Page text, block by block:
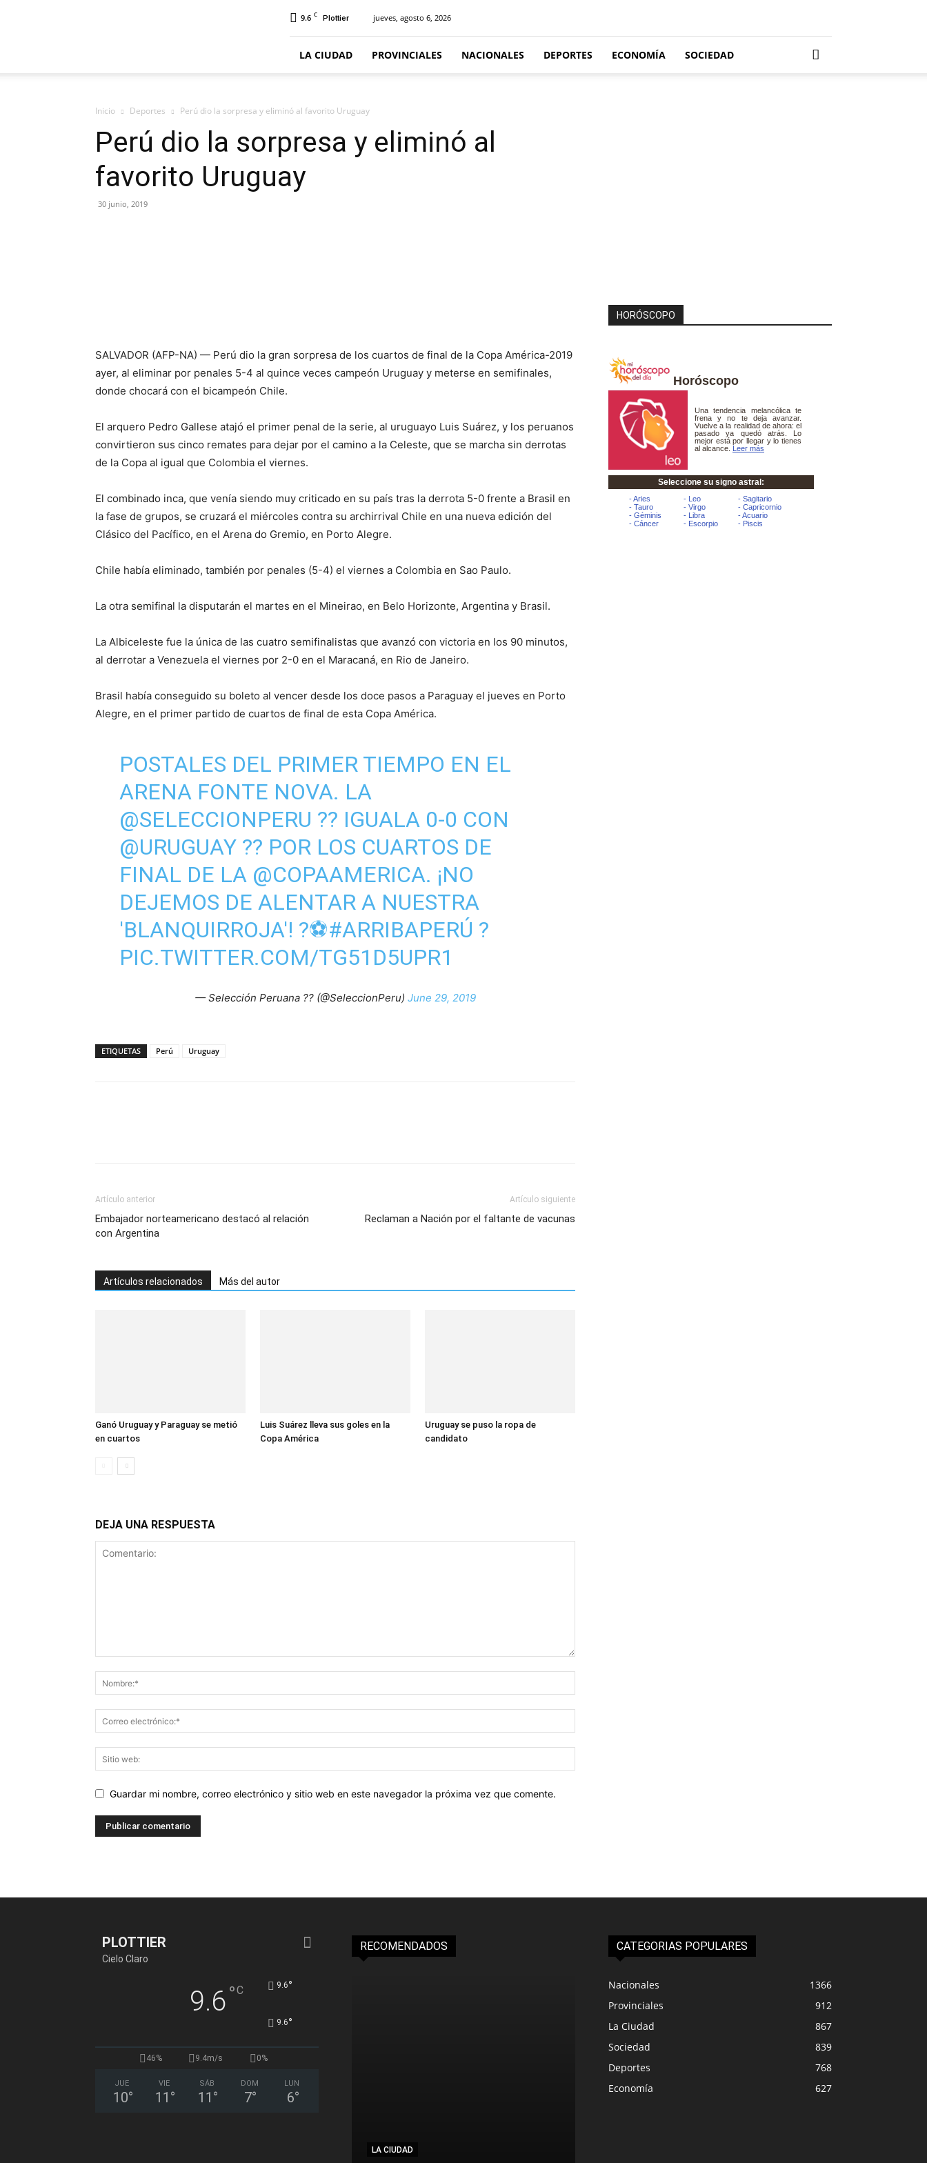
9.6 C Plottier jueves, agosto 6, 2026
LA CIUDAD PROVINCIALES NACIONALES DEPORTES ECONOMÍA SOCIEDAD
Inicio Deportes Perú dio la sorpresa y eliminó al favorito Uruguay
Perú dio la sorpresa y eliminó al
favorito Uruguay
30 junio, 2019
SALVADOR (AFP-NA) — Perú dio la gran sorpresa de los cuartos de final de la Copa América-2019
ayer, al eliminar por penales 5-4 al quince veces campeón Uruguay y meterse en semifinales,
donde chocará con el bicampeón Chile.
El arquero Pedro Gallese atajó el primer penal de la serie, al uruguayo Luis Suárez, y los peruanos
convirtieron sus cinco remates para dejar por el camino a la Celeste, que se marcha sin derrotas
de la Copa al igual que Colombia el viernes.
El combinado inca, que venía siendo muy criticado en su país tras la derrota 5-0 frente a Brasil en
la fase de grupos, se cruzará el miércoles contra su archirrival Chile en una nueva edición del
Clásico del Pacífico, en el Arena do Gremio, en Porto Alegre.
Chile había eliminado, también por penales (5-4) el viernes a Colombia en Sao Paulo.
La otra semifinal la disputarán el martes en el Mineirao, en Belo Horizonte, Argentina y Brasil.
La Albiceleste fue la única de las cuatro semifinalistas que avanzó con victoria en los 90 minutos,
al derrotar a Venezuela el viernes por 2-0 en el Maracaná, en Rio de Janeiro.
Brasil había conseguido su boleto al vencer desde los doce pasos a Paraguay el jueves en Porto
Alegre, en el primer partido de cuartos de final de esta Copa América.
POSTALES DEL PRIMER TIEMPO EN EL
ARENA FONTE NOVA. LA
@SELECCIONPERU ?? IGUALA 0-0 CON
@URUGUAY?? POR LOS CUARTOS DE
FINAL DE LA @COPAAMERICA. ¡NO
DEJEMOS DE ALENTAR A NUESTRA
'BLANQUIRROJA'! ?⚽️#ARRIBAPERÚ ?
PIC.TWITTER.COM/TG51D5UPR1
— Selección Peruana ?? (@SeleccionPeru) June 29, 2019
ETIQUETAS Perú Uruguay
Artículo anterior
Embajador norteamericano destacó al relación
con Argentina
Artículo siguiente
Reclaman a Nación por el faltante de vacunas
Artículos relacionados Más del autor
Ganó Uruguay y Paraguay se metió
en cuartos
Luis Suárez lleva sus goles en la
Copa América
Uruguay se puso la ropa de
candidato
DEJA UNA RESPUESTA
Guardar mi nombre, correo electrónico y sitio web en este navegador la próxima vez que comente.
HORÓSCOPO
Horóscopo
PLOTTIER
Cielo Claro
9.6°C 9.6°
9.6°
46% 9.4m/s 0%
JUE
10°
VIE
11 °
SÁB
11 °
DOM
7°
LUN
6°
RECOMENDADOS
LA CIUDAD
CATEGORIAS POPULARES
Nacionales
1366
Provinciales
912
La Ciudad
867
Sociedad
839
Deportes
768
Economía
627